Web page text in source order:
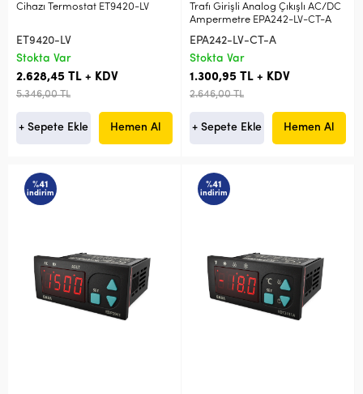
Cihazı Termostat ET9420-LV
ET9420-LV
Stokta Var
2.628,45 TL + KDV
5.346,00 TL
+ Sepete Ekle Hemen Al
Trafı Girişli Analog Çıkışlı AC/DC
Ampermetre EPA242-LV-CT-A
EPA242-LV-CT-A
Stokta Var
1.300,95 TL + KDV
2.646,00 TL
+ Sepete Ekle Hemen Al
%41
indirim
%41
indirim